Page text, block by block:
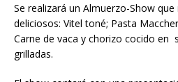
Se realizará un Almuerzo-Show
deliciosos: Vitel toné; Pasta
Carne de vaca y chorizo cocido en
grilladas.